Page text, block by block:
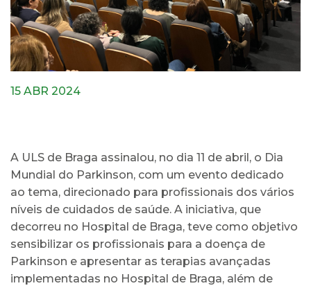
15 ABR 2024
A ULS de Braga assinalou, no dia 11 de abril, o Dia
Mundial do Parkinson, com um evento dedicado
ao tema, direcionado para profissionais dos vários
níveis de cuidados de saúde. A iniciativa, que
decorreu no Hospital de Braga, teve como objetivo
sensibilizar os profissionais para a doença de
Parkinson e apresentar as terapias avançadas
implementadas no Hospital de Braga, além de